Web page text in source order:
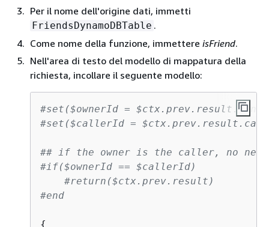
Per il nome dell'origine dati, immetti
FriendsDynamoDBTable .
Come nome della funzione, immettere isFriend.
Nell'area di testo del modello di mappatura della
richiesta, incollare il seguente modello:
#set($ownerId =
#set($callerId =
## if the owner is the caller, no need
#if($ownerId == $callerId)
#return($ctx.prev.result)
#end
{